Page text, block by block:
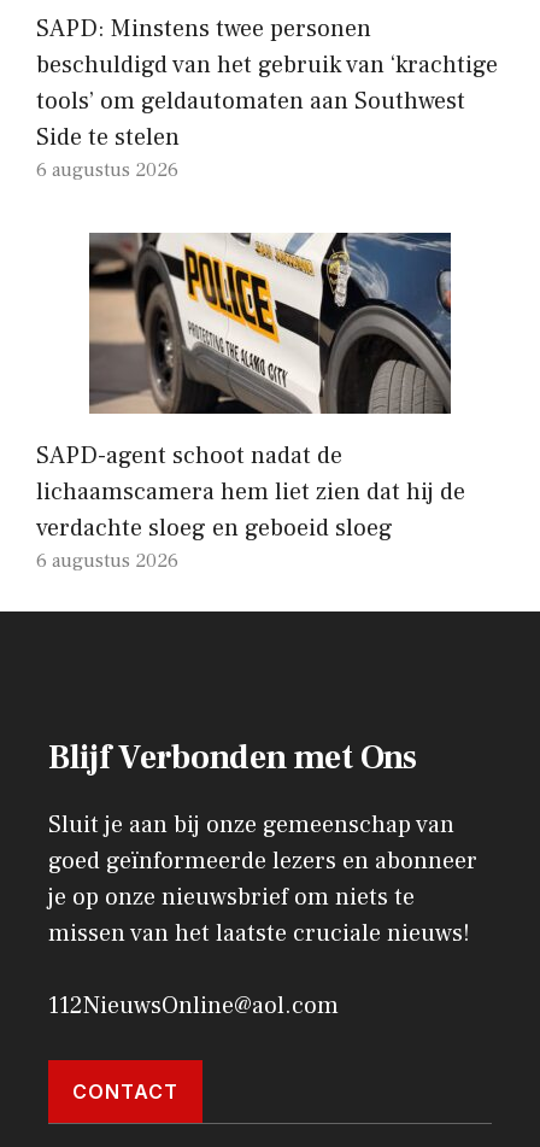
SAPD: Minstens twee personen
beschuldigd van het gebruik van ‘krachtige
tools’ om geldautomaten aan Southwest
Side te stelen
6 augustus 2026
SAPD-agent schoot nadat de
lichaamscamera hem liet zien dat hij de
verdachte sloeg en geboeid sloeg
6 augustus 2026
Blijf Verbonden met Ons
Sluit je aan bij onze gemeenschap van
goed geïnformeerde lezers en abonneer
je op onze nieuwsbrief om niets te
missen van het laatste cruciale nieuws!
112NieuwsOnline@aol.com
CONTACT